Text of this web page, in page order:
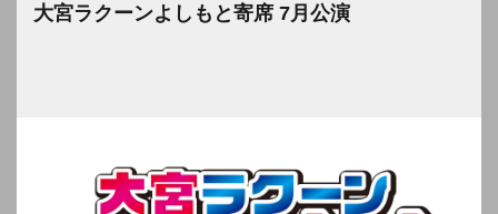
大宮ラクーンよしもと寄席 7月公演